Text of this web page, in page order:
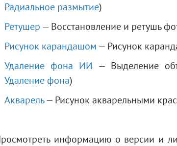
Радиальное размытие)
Ретушер — Восстановление и ретушь
Рисунок карандашом — Рисунок
Удаление фона ИИ — Выделение
Удаление фона)
Акварель— Рисунок акварельными
информацию о версии и